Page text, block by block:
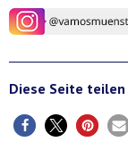
Diese Seite teilen